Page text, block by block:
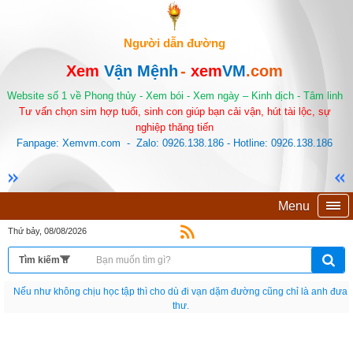
Người dẫn đường
Xem Vận Mệnh- xemVM.com
Website số 1 về Phong thủy - Xem bói - Xem ngày – Kinh dịch - Tâm linh
Tư vấn chọn sim hợp tuổi, sinh con giúp bạn cải vận, hút tài lộc, sự
nghiệp thăng tiến
Fanpage: Xemvm.com - Zalo: 0926.138.186 - Hotline: 0926.138.186
Menu
Thứ bảy, 08/08/2026
Nếu như không chịu học tập thì cho dù đi vạn dặm đường cũng chỉ là anh đưa
thư.